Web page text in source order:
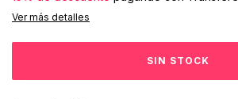
Ver más detalles